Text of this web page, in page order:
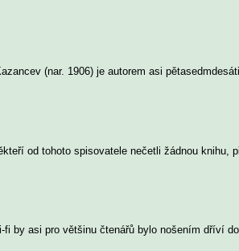
(nar. 1906) je autorem asi
od tohoto spisovatele nečetli žádnou knihu,
by asi pro většinu čtenářů bylo nošením dříví